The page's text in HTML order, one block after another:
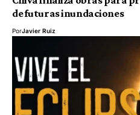
de futuras inundaciones
PorJavier Ruiz